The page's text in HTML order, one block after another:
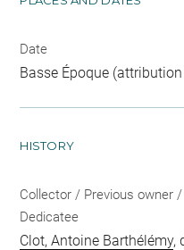
Date
Basse Époque
HISTORY
Collector / Previous owner
Dedicatee
Clot, Antoine Barthélémy,